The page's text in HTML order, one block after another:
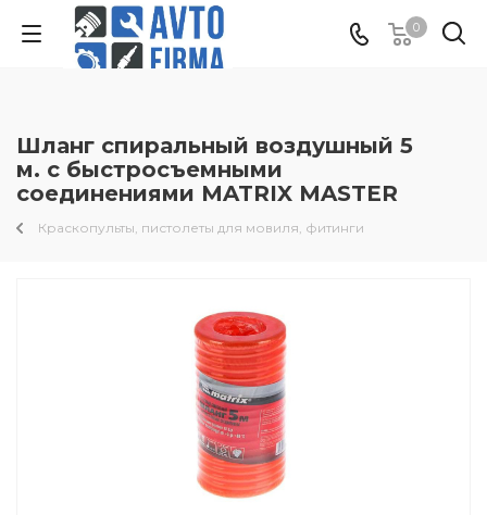
0
Шланг спиральный воздушный 5
м. с быстросъемными
соединениями MATRIX MASTER
Краскопульты, пистолеты для мовиля, фитинги